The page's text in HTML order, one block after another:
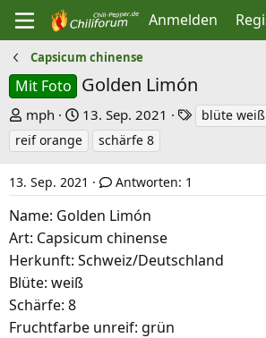
Anmelden
Capsicum chinense
Mit Foto Golden Limón
E
r
s
e
l
l
e
r
mph
E
r
s
t
e
l
l
t
a
13. Sep. 2021
a
o
blüte weiß
reif orange
schärfe 8
13. Sep. 2021 Antworten: 1
Name: Golden Limón
Art: Capsicum chinense
Herkunft: Schweiz/Deutschland
Blüte: weiß
Schärfe: 8
Fruchtfarbe unreif: grün